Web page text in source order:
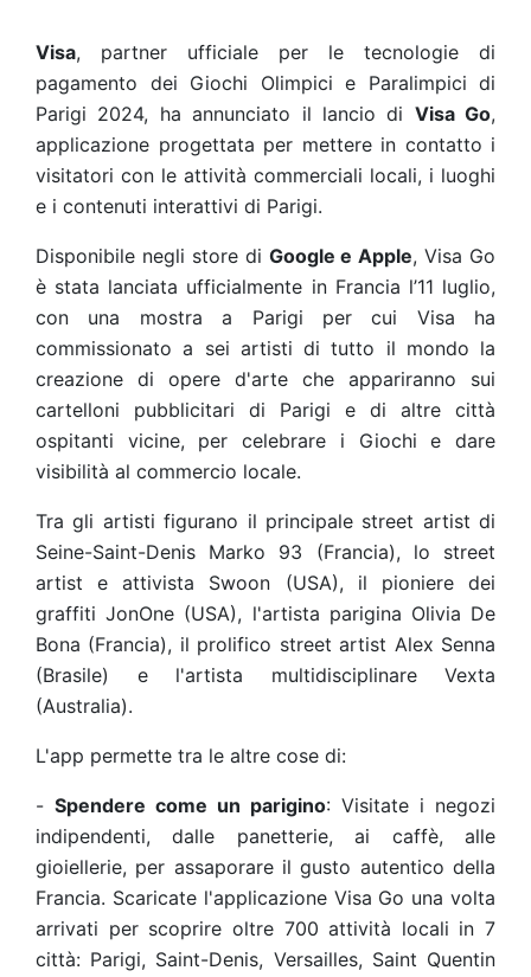
Visa, partner ufficiale per le tecnologie di
pagamento dei Giochi Olimpici e Paralimpici di
Parigi 2024, ha annunciato il lancio di Visa Go,
applicazione progettata per mettere in contatto i
visitatori con le attività commerciali locali, i luoghi
e i contenuti interattivi di Parigi.
Disponibile negli store di Google e Apple, Visa Go
è stata lanciata ufficialmente in Francia l’11 luglio,
con una mostra a Parigi per cui Visa ha
commissionato a sei artisti di tutto il mondo la
creazione di opere d'arte che appariranno sui
cartelloni pubblicitari di Parigi e di altre città
ospitanti vicine, per celebrare i Giochi e dare
visibilità al commercio locale.
Tra gli artisti figurano il principale street artist di
Seine-Saint-Denis Marko 93 (Francia), lo street
artist e attivista Swoon (USA), il pioniere dei
graffiti JonOne (USA), l'artista parigina Olivia De
Bona (Francia), il prolifico street artist Alex Senna
(Brasile) e l'artista multidisciplinare Vexta
(Australia).
L'app permette tra le altre cose di:
- Spendere come un parigino: Visitate i negozi
indipendenti, dalle panetterie, ai caffè, alle
gioiellerie, per assaporare il gusto autentico della
Francia. Scaricate l'applicazione Visa Go una volta
arrivati per scoprire oltre 700 attività locali in 7
città: Parigi, Saint-Denis, Versailles, Saint Quentin